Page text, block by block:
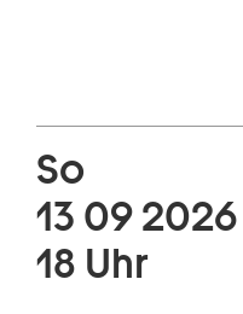
So
13 09 2026
18 Uhr